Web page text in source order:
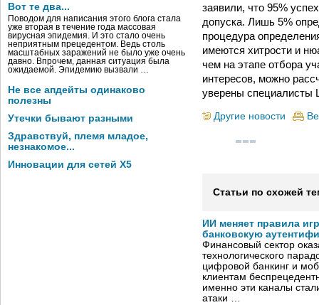
Вот те два...
Поводом для написания этого блога стала
уже вторая в течение года массовая
вирусная эпидемия. И это стало очень
неприятным прецедентом. Ведь столь
масштабных заражений не было уже очень
давно. Впрочем, данная ситуация была
ожидаемой. Эпидемию вызвали …
Не все апдейты одинаково
полезны
Утечки бывают разными
Здравствуй, племя младое,
незнакомое...
Инновации для сетей X5
заявили, что 95%
допуска. Лишь 5%
процедура
имеются хитрости и
чем на этапе отбора
интересов, можно
уверены специалисты
Другие новости
Статьи по схожей
ИИ меняет правила
банковскую
Финансовый сектор
технологического
цифровой банкинг и
клиентам
именно эти каналы
атаки …